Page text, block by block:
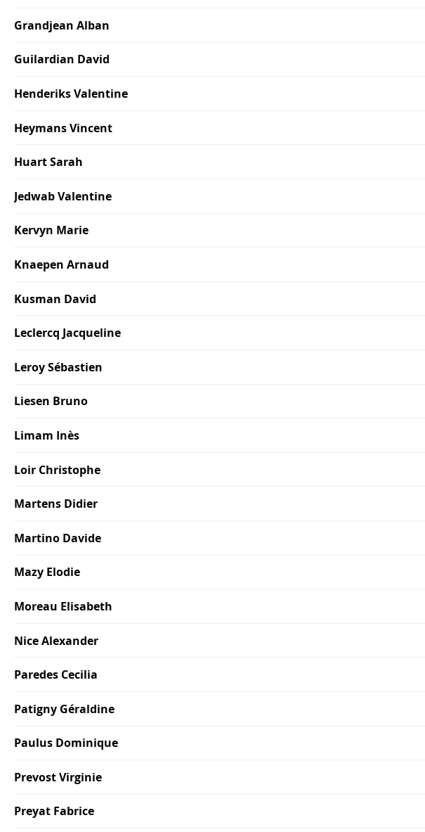
Grandjean Alban
Guilardian David
Henderiks Valentine
Heymans Vincent
Huart Sarah
Jedwab Valentine
Kervyn Marie
Knaepen Arnaud
Kusman David
Leclercq Jacqueline
Leroy Sébastien
Liesen Bruno
Limam Inès
Loir Christophe
Martens Didier
Martino Davide
Mazy Elodie
Moreau Elisabeth
Nice Alexander
Paredes Cecilia
Patigny Géraldine
Paulus Dominique
Prevost Virginie
Preyat Fabrice